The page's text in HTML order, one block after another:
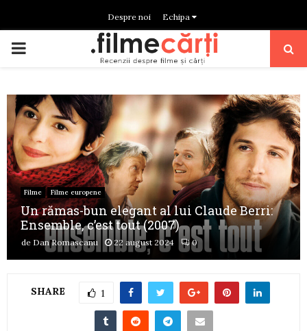
Despre noi Echipa
PRIMARY
Filme Filme europene
Un rămas-bun elegant al lui Claude Berri:
Ensemble, c’est tout (2007)
de Dan Romascanu 22 august 2024 0
SHARE 1